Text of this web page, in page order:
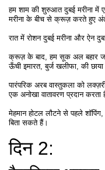
हम शाम की शुरुआत दुबई मरीना में
मरीना के बीच से क्रूज़ करते हुए
रात में रोशन दुबई मरीना और ऐन
क्रूज़ के बाद, हम सूक अल बहार
ऊँची इमारत, बुर्ज खलीफा, की
पारंपरिक अरब वास्तुकला को
एक अनोखा वातावरण प्रदान करता
मेहमान होटल लौटने से पहले
बिता सकते हैं।
दिन 2: